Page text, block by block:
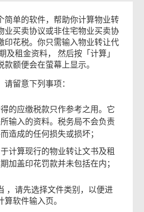
简单的软件，帮助你计算物业转
业买卖协议或非住宅物业买卖协
印花税。你只需输入物业转让代
及租金资料， 然后按「计算」
款额便会在萤幕上显示。
留意下列事项：
的应缴税款只作参考之用。它
输入的资料。税务局不会负责
造成的任何损失或损坏；
计算现行的物业转让文书及租
加盖印花罚款并未包括在内；
，请先选择文件类别，以便进
算软件输入页。